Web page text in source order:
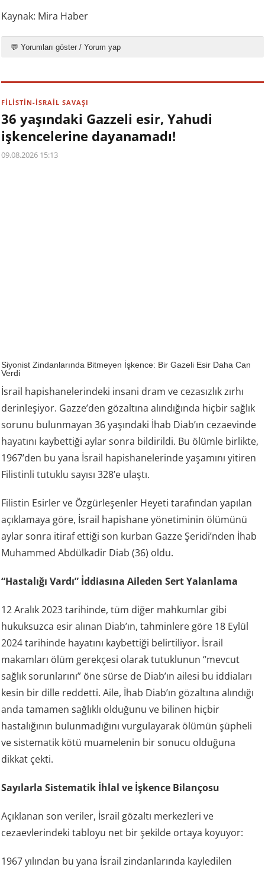
Kaynak: Mira Haber
💬 Yorumları göster / Yorum yap
FİLİSTİN-İSRAİL SAVAŞI
36 yaşındaki Gazzeli esir, Yahudi
işkencelerine dayanamadı!
09.08.2026 15:13
Siyonist Zindanlarında Bitmeyen İşkence: Bir Gazeli Esir Daha Can
Verdi
İsrail hapishanelerindeki insani dram ve cezasızlık zırhı
derinleşiyor. Gazze’den gözaltına alındığında hiçbir sağlık
sorunu bulunmayan 36 yaşındaki İhab Diab’ın cezaevinde
hayatını kaybettiği aylar sonra bildirildi. Bu ölümle birlikte,
1967’den bu yana İsrail hapishanelerinde yaşamını yitiren
Filistinli tutuklu sayısı 328’e ulaştı.
Filistin Esirler ve Özgürleşenler Heyeti tarafından yapılan
açıklamaya göre, İsrail hapishane yönetiminin ölümünü
aylar sonra itiraf ettiği son kurban Gazze Şeridi’nden İhab
Muhammed Abdülkadir Diab (36) oldu.
“Hastalığı Vardı” İddiasına Aileden Sert Yalanlama
12 Aralık 2023 tarihinde, tüm diğer mahkumlar gibi
hukuksuzca esir alınan Diab’ın, tahminlere göre 18 Eylül
2024 tarihinde hayatını kaybettiği belirtiliyor. İsrail
makamları ölüm gerekçesi olarak tutuklunun “mevcut
sağlık sorunlarını” öne sürse de Diab’ın ailesi bu iddiaları
kesin bir dille reddetti. Aile, İhab Diab’ın gözaltına alındığı
anda tamamen sağlıklı olduğunu ve bilinen hiçbir
hastalığının bulunmadığını vurgulayarak ölümün şüpheli
ve sistematik kötü muamelenin bir sonucu olduğuna
dikkat çekti.
Sayılarla Sistematik İhlal ve İşkence Bilançosu
Açıklanan son veriler, İsrail gözaltı merkezleri ve
cezaevlerindeki tabloyu net bir şekilde ortaya koyuyor:
1967 yılından bu yana İsrail zindanlarında kayledilen